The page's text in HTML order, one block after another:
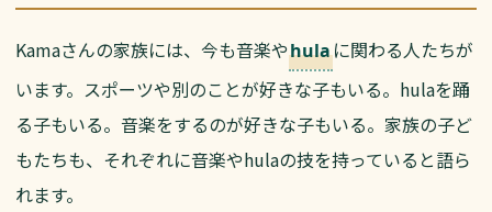
Kamaさんの家族には、今も音楽やhulaに関わる人たちが
います。スポーツや別のことが好きな子もいる。hulaを踊
る子もいる。音楽をするのが好きな子もいる。家族の子ど
もたちも、それぞれに音楽やhulaの技を持っていると語ら
れます。